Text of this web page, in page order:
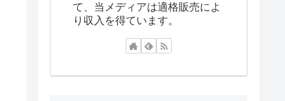
て、当メディアは適格販売によ
り収入を得ています。